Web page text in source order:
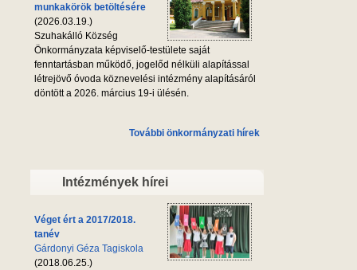
munkakörök betöltésére
(2026.03.19.)
Szuhakálló Község
Önkormányzata képviselő-testülete saját
fenntartásban működő, jogelőd nélküli alapítással
létrejövő óvoda köznevelési intézmény alapításáról
döntött a 2026. március 19-i ülésén.
További önkormányzati hírek
Intézmények hírei
Véget ért a 2017/2018.
tanév
Gárdonyi Géza Tagiskola
(2018.06.25.)